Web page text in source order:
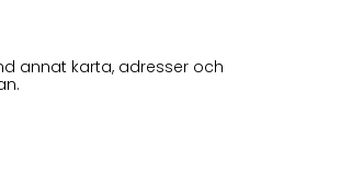
annat karta, adresser och